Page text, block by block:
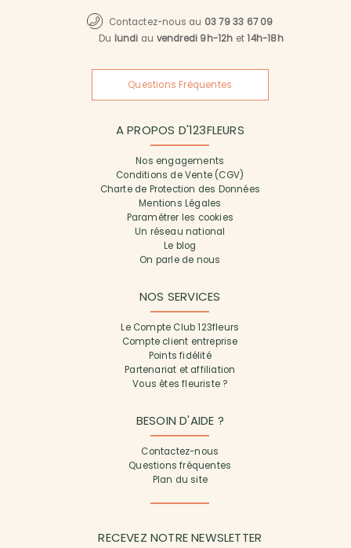
Contactez-nous au 03 79 33 67 09
Du lundi au vendredi 9h-12h et14h-18h
Questions Fréquentes
A PROPOS D'123FLEURS
Nos engagements
Conditions de Vente (CGV)
Charte de Protection des Données
Mentions Légales
Paramétrer les cookies
Un réseau national
Le blog
On parle de nous
NOS SERVICES
Le Compte Club 123fleurs
Compte client entreprise
Points fidélité
Partenariat et affiliation
Vous êtes fleuriste ?
BESOIN D'AIDE ?
Contactez-nous
Questions fréquentes
Plan du site
RECEVEZ NOTRE NEWSLETTER